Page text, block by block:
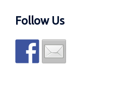
Follow Us